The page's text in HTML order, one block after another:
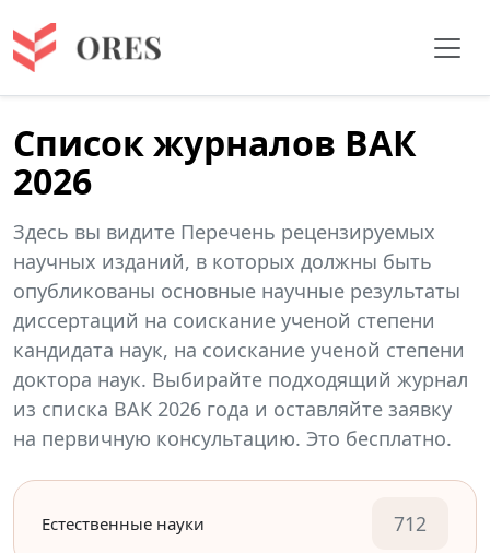
Список журналов ВАК
2026
Здесь вы видите Перечень рецензируемых
научных изданий, в которых должны быть
опубликованы основные научные результаты
диссертаций на соискание ученой степени
кандидата наук, на соискание ученой степени
доктора наук. Выбирайте подходящий журнал
из списка ВАК 2026 года и оставляйте заявку
на первичную консультацию. Это бесплатно.
Естественные науки 712